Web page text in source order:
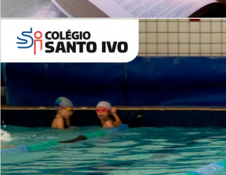
Leituras Literárias
ALUNOS NOVOS
Entre em Contato